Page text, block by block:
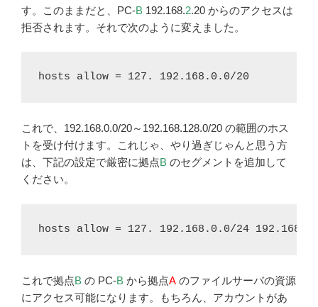
す。このままだと、PC-B 192.168.2.20 からのアクセスは
拒否されます。それで次のように変えました。
hosts allow = 127. 192.168.0.0/20
これで、192.168.0.0/20～192.168.128.0/20 の範囲のホス
トを受け付けます。これじゃ、やり過ぎじゃんと思う方
は、下記の設定で厳密に拠点B のセグメントを追加して
ください。
hosts allow = 127. 192.168.0.0/24
これで拠点B の PC-B から拠点A のファイルサーバの資源
にアクセス可能になります。もちろん、アカウントがあ